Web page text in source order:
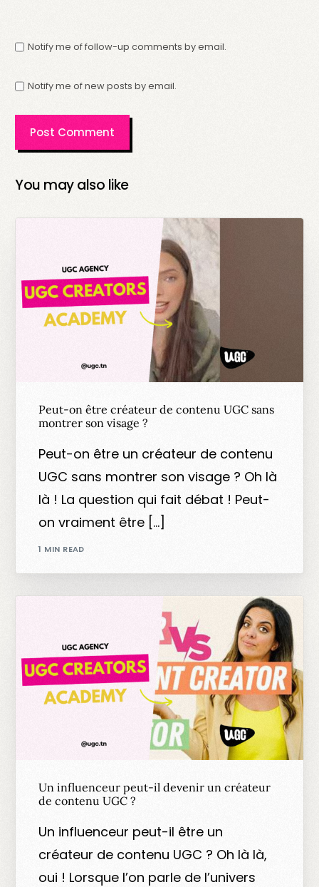
Notify me of follow-up comments by email.
Notify me of new posts by email.
You may also like
Peut-on être créateur de contenu UGC sans
montrer son visage ?
Peut-on être un créateur de contenu
UGC sans montrer son visage ? Oh là
là ! La question qui fait débat ! Peut-
on vraiment être […]
1 MIN READ
Un influenceur peut-il devenir un créateur
de contenu UGC ?
Un influenceur peut-il être un
créateur de contenu UGC ? Oh là là,
oui ! Lorsque l’on parle de l’univers